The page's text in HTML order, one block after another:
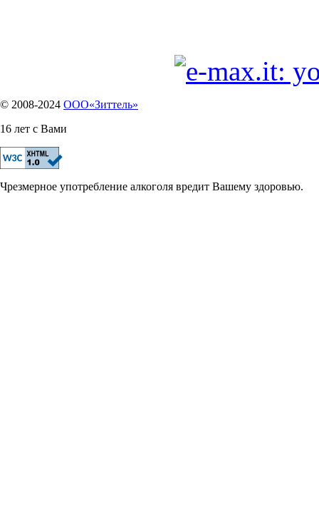
© 2008-2024 OOO«Зиттель»
16 лет с Вами
Чрезмерное употребление алкоголя вредит Вашему здоровью.